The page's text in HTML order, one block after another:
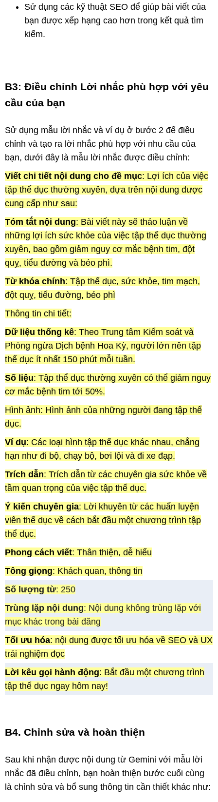
Sử dụng các kỹ thuật SEO để giúp bài viết của
bạn được xếp hạng cao hơn trong kết quả tìm
kiếm.
B3: Điều chỉnh Lời nhắc phù hợp với yêu
cầu của bạn
Sử dụng mẫu lời nhắc và ví dụ ở bước 2 để điều
chỉnh và tạo ra lời nhắc phù hợp với nhu cầu của
bạn, dưới đây là mẫu lời nhắc được điều chỉnh:
Viết chi tiết nội dung cho đề mục: Lợi ích của việc
tập thể dục thường xuyên, dựa trên nội dung được
cung cấp như sau:
Tóm tắt nội dung: Bài viết này sẽ thảo luận về
những lợi ích sức khỏe của việc tập thể dục thường
xuyên, bao gồm giảm nguy cơ mắc bệnh tim, đột
quỵ, tiểu đường và béo phì.
Từ khóa chính: Tập thể dục, sức khỏe, tim mạch,
đột quỵ, tiểu đường, béo phì
Thông tin chi tiết:
Dữ liệu thống kê: Theo Trung tâm Kiểm soát và
Phòng ngừa Dịch bệnh Hoa Kỳ, người lớn nên tập
thể dục ít nhất 150 phút mỗi tuần.
Số liệu: Tập thể dục thường xuyên có thể giảm nguy
cơ mắc bệnh tim tới 50%.
Hình ảnh: Hình ảnh của những người đang tập thể
dục.
Ví dụ: Các loại hình tập thể dục khác nhau, chẳng
hạn như đi bộ, chạy bộ, bơi lội và đi xe đạp.
Trích dẫn: Trích dẫn từ các chuyên gia sức khỏe về
tầm quan trọng của việc tập thể dục.
Ý kiến chuyên gia: Lời khuyên từ các huấn luyện
viên thể dục về cách bắt đầu một chương trình tập
thể dục.
Phong cách viết: Thân thiện, dễ hiểu
Tông giọng: Khách quan, thông tin
Số lượng từ: 250
Trùng lặp nội dung: Nội dung không trùng lặp với
mục khác trong bài đăng
Tối ưu hóa: nội dung được tối ưu hóa về SEO và UX
trải nghiệm đọc
Lời kêu gọi hành động: Bắt đầu một chương trình
tập thể dục ngay hôm nay!
B4. Chỉnh sửa và hoàn thiện
Sau khi nhận được nội dung từ Gemini với mẫu lời
nhắc đã điều chỉnh, bạn hoàn thiện bước cuối cùng
là chỉnh sửa và bổ sung thông tin cần thiết khác như: